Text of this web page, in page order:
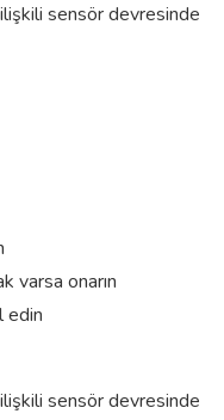
ilişkili sensör devresinde
varsa onarın
edin
ilişkili sensör devresinde